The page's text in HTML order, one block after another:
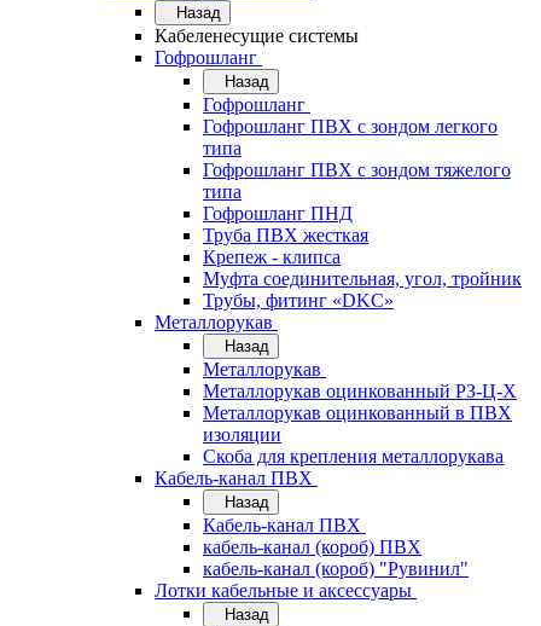
Назад
Кабеленесущие системы
Гофрошланг
Назад
Гофрошланг
Гофрошланг ПВХ с зондом легкого
типа
Гофрошланг ПВХ с зондом тяжелого
типа
Гофрошланг ПНД
Труба ПВХ жесткая
Крепеж - клипса
Муфта соединительная, угол, тройник
Трубы, фитинг «DKC»
Металлорукав
Назад
Металлорукав
Металлорукав оцинкованный РЗ-Ц-Х
Металлорукав оцинкованный в ПВХ
изоляции
Скоба для крепления металлорукава
Кабель-канал ПВХ
Назад
Кабель-канал ПВХ
кабель-канал (короб) ПВХ
кабель-канал (короб) "Рувинил"
Лотки кабельные и аксессуары
Назад